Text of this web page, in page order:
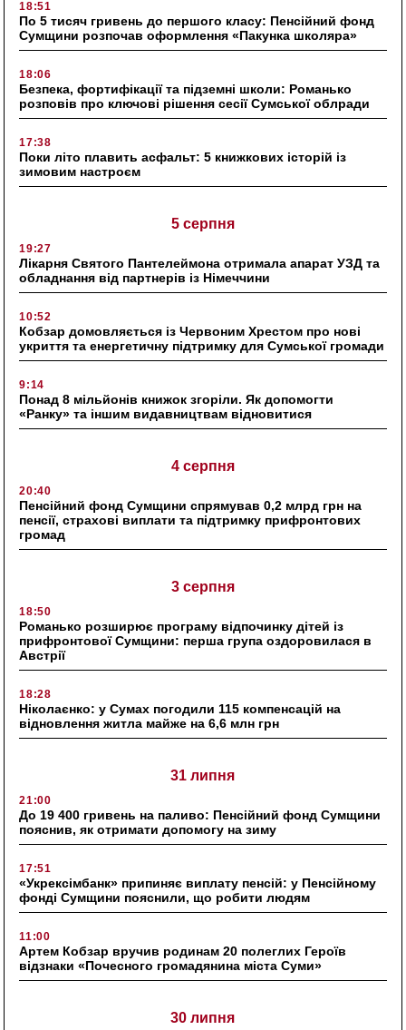
18:51
По 5 тисяч гривень до першого класу: Пенсійний фонд
Сумщини розпочав оформлення «Пакунка школяра»
18:06
Безпека, фортифікації та підземні школи: Романько
розповів про ключові рішення сесії Сумської облради
17:38
Поки літо плавить асфальт: 5 книжкових історій із
зимовим настроєм
5 серпня
19:27
Лікарня Святого Пантелеймона отримала апарат УЗД та
обладнання від партнерів із Німеччини
10:52
Кобзар домовляється із Червоним Хрестом про нові
укриття та енергетичну підтримку для Сумської громади
9:14
Понад 8 мільйонів книжок згоріли. Як допомогти
«Ранку» та іншим видавництвам відновитися
4 серпня
20:40
Пенсійний фонд Сумщини спрямував 0,2 млрд грн на
пенсії, страхові виплати та підтримку прифронтових
громад
3 серпня
18:50
Романько розширює програму відпочинку дітей із
прифронтової Сумщини: перша група оздоровилася в
Австрії
18:28
Ніколаєнко: у Сумах погодили 115 компенсацій на
відновлення житла майже на 6,6 млн грн
31 липня
21:00
До 19 400 гривень на паливо: Пенсійний фонд Сумщини
пояснив, як отримати допомогу на зиму
17:51
«Укрексімбанк» припиняє виплату пенсій: у Пенсійному
фонді Сумщини пояснили, що робити людям
11:00
Артем Кобзар вручив родинам 20 полеглих Героїв
відзнаки «Почесного громадянина міста Суми»
30 липня